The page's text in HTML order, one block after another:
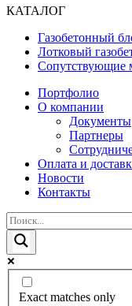
КАТАЛОГ
Газобетонный
Лотковый
Сопутствующие
Портфолио
О компании
Документы
Партнеры
Оплата и
Новости
Контакты
Exact matches only